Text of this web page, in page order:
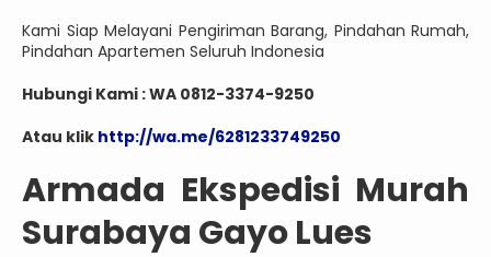
Kami Siap Melayani Pengiriman Barang, Pindahan Rumah,
Pindahan Apartemen Seluruh Indonesia
Hubungi Kami : WA 0812-3374-9250
Atau klik http://wa.me/6281233749250
Armada Ekspedisi Murah
Surabaya Gayo Lues